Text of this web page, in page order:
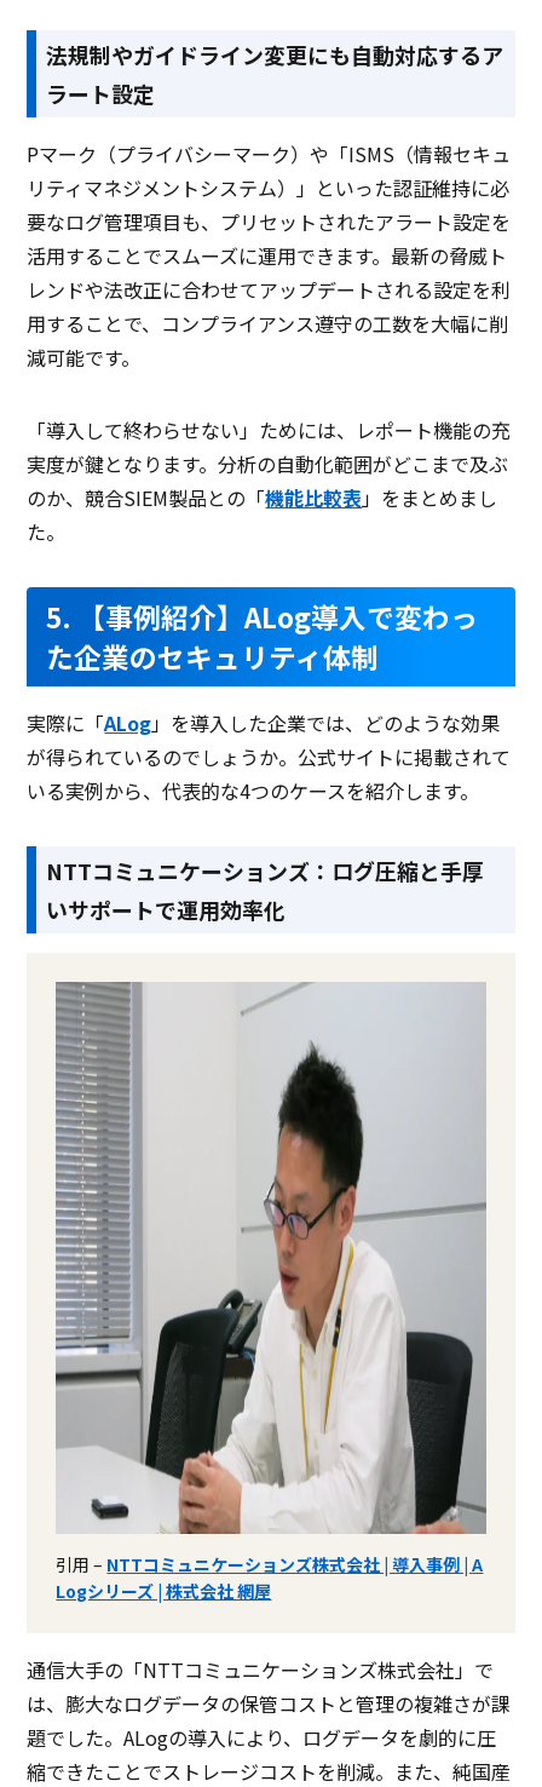
法規制やガイドライン変更にも自動対応するア
ラート設定
Pマーク（プライバシーマーク）や「ISMS（情報セキュ
リティマネジメントシステム）」といった認証維持に必
要なログ管理項目も、プリセットされたアラート設定を
活用することでスムーズに運用できます。最新の脅威ト
レンドや法改正に合わせてアップデートされる設定を利
用することで、コンプライアンス遵守の工数を大幅に削
減可能です。
「導入して終わらせない」ためには、レポート機能の充
実度が鍵となります。分析の自動化範囲がどこまで及ぶ
のか、競合SIEM製品との「機能比較表」をまとめまし
た。
5. 【事例紹介】ALog導入で変わっ
た企業のセキュリティ体制
実際に「ALog」を導入した企業では、どのような効果
が得られているのでしょうか。公式サイトに掲載されて
いる実例から、代表的な4つのケースを紹介します。
NTTコミュニケーションズ：ログ圧縮と手厚
いサポートで運用効率化
引用 – NTTコミュニケーションズ株式会社 | 導入事例 | A
Logシリーズ | 株式会社 網屋
通信大手の「NTTコミュニケーションズ株式会社」で
は、膨大なログデータの保管コストと管理の複雑さが課
題でした。ALogの導入により、ログデータを劇的に圧
縮できたことでストレージコストを削減。また、純国産